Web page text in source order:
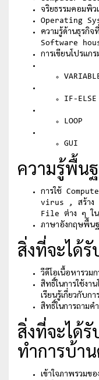
จริยธรรมคอมพิว
Operating
ความรู้ด้านธุรกิ
Software
การเขียนโปรแกร
IF-ELSE
LOOP
GUI
ความรู้พื้น
การใช้
virus , สร้าง
File ต่าง ๆ ในเ
ภาษาอังกฤษพื้น
สิ่งที่จะได้รั
วีดีโอเนื้อหารวม
สิทธิ์ในการใช้งา
เรียนรู้เกี่ยวกับก
สิทธิ์ในการถามคำ
สิ่งที่จะได้รั
ทำการบ้า
เข้าใจภาพรวม